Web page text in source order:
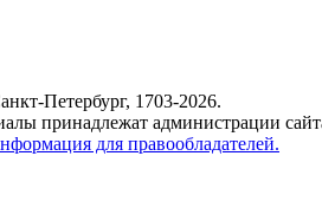
Петербург, 1703-2026.
принадлежат администрации
для правообладателей.